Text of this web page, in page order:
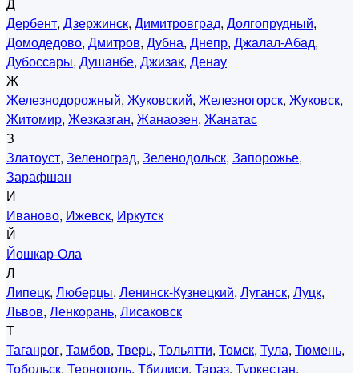
Дербент, Дзержинск, Димитровград, Долгопрудный,
Домодедово, Дмитров, Дубна, Днепр, Джалал-Абад,
Дубоссары, Душанбе, Джизак, Денау
Ж
Железнодорожный, Жуковский, Железногорск, Жуковск,
Житомир, Жезказган, Жанаозен, Жанатас
З
Златоуст, Зеленоград, Зеленодольск, Запорожье,
Зарафшан
И
Иваново, Ижевск, Иркутск
Й
Йошкар-Ола
Л
Липецк, Люберцы, Ленинск-Кузнецкий, Луганск, Луцк,
Львов, Ленкорань, Лисаковск
Т
Таганрог, Тамбов, Тверь, Тольятти, Томск, Тула, Тюмень,
Тобольск, Тернополь, Тбилиси, Тараз, Туркестан,